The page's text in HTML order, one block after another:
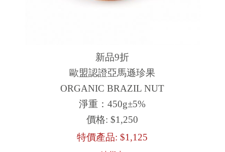
新品9折
歐盟認證亞馬遜珍果
ORGANIC BRAZIL NUT
淨重：450g±5%
價格: $1,250
特價產品: $1,125